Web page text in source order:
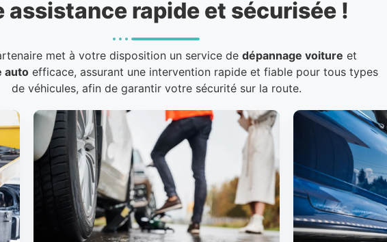
assistance rapide et sécurisée !
met à votre disposition un service de dépannage voiture et
auto efficace, assurant une intervention rapide et fiable pour tous types
de véhicules, afin de garantir votre sécurité sur la route.